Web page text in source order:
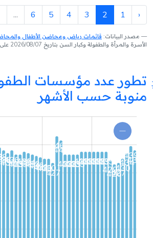
‹
1
2
3
4
5
6
...
مصدر البيانات: قائمات رياض ومحاضن الأطفال
الأسرة والمرأة والطفولة وكبار السن بتاريخ 2026/08/07 على الساعة 16:31
تطور عدد مؤسسات
منوبة حسب الأشهر